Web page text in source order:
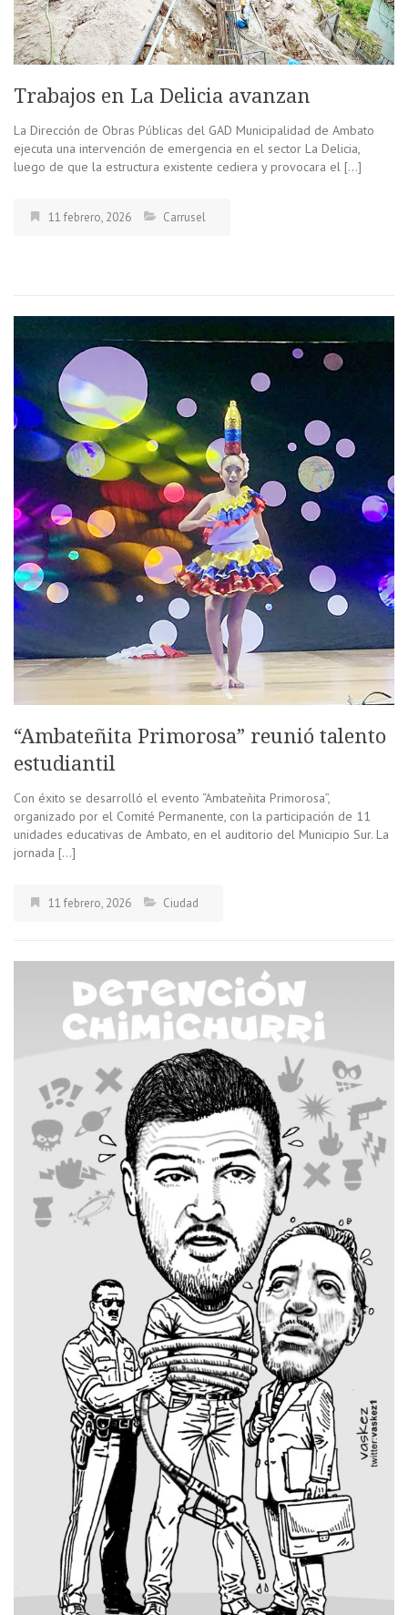
Trabajos en La Delicia avanzan
La Dirección de Obras Públicas del GAD Municipalidad de Ambato
ejecuta una intervención de emergencia en el sector La Delicia,
luego de que la estructura existente cediera y provocara el […]
11 febrero, 2026 Carrusel
“Ambateñita Primorosa” reunió talento
estudiantil
Con éxito se desarrolló el evento “Ambateñita Primorosa”,
organizado por el Comité Permanente, con la participación de 11
unidades educativas de Ambato, en el auditorio del Municipio Sur. La
jornada […]
11 febrero, 2026 Ciudad